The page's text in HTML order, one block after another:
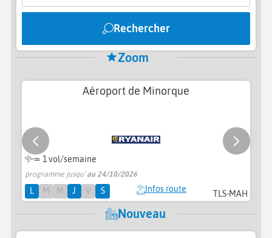
Rechercher
Zoom
TLS-MAH
Aéroport de Minorque
≃ 1 vol/semaine
programme jusqu'au 24/10/2026
L M M J V S Infos route
Nouveau